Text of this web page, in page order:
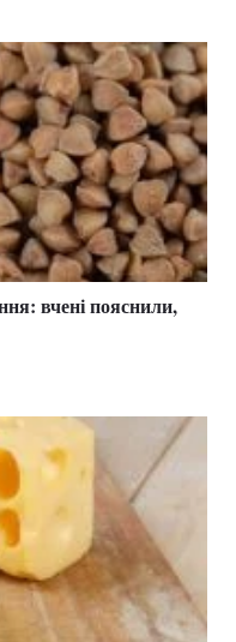
вчені пояснили,